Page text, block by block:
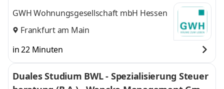
GWH Wohnungsgesellschaft mbH Hessen
Frankfurt am Main
in 22 Minuten
Duales Studium BWL - Spezialisierung Steuer